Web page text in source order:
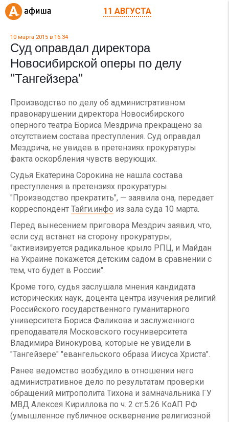
11 АВГУСТА
10 марта 2015 в 16:34
Суд оправдал директора
Новосибирской оперы по делу
"Тангейзера"
Производство по делу об административном
правонарушении директора Новосибирского
оперного театра Бориса Мездрича прекращено за
отсутствием состава преступления. Суд оправдал
Мездрича, не увидев в претензиях прокуратуры
факта оскорбления чувств верующих.
Судья Екатерина Сорокина не нашла состава
преступления в претензиях прокуратуры.
"Производство прекратить", — заявила она, передает
корреспондент Тайги.инфо из зала суда 10 марта.
Перед вынесением приговора Мездрич заявил, что,
если суд встанет на сторону прокуратуры,
"активизируется радикальное крыло РПЦ, и Майдан
на Украине покажется детским садом в сравнении с
тем, что будет в России".
Кроме того, судья заслушала мнения кандидата
исторических наук, доцента центра изучения религий
Российского государственного гуманитарного
университета Бориса Фаликова и заслуженного
преподавателя Московского госуниверситета
Владимира Винокурова, которые не увидели в
"Тангейзере" "евангельского образа Иисуса Христа".
Ранее ведомство возбудило в отношении него
административное дело по результатам проверки
обращений митрополита Тихона и замначальника ГУ
МВД Алексея Кириллова по ч. 2 ст.5.26 КоАП РФ
(умышленное публичное осквернение религиозной